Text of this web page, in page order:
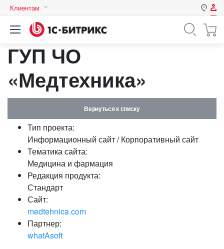
Клиентам
Авторизация
Логин
Пароль
Запомнить меня на этом
Забыли свой пароль?
или войдите с помощью
ГУП ЧО
«Медтехника»
Вернуться к списку
Тип проекта:
Информационный сайт / Корпоративный сайт
Тематика сайта:
Медицина и фармация
Редакция продукта:
Стандарт
Сайт:
medtehnica.com
Партнер:
whatAsoft